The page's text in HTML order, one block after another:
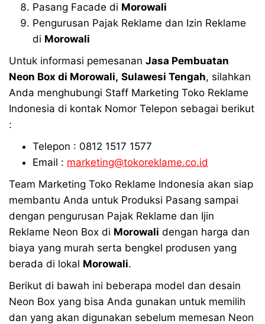
Pasang Facade di Morowali
Pengurusan Pajak Reklame dan Izin Reklame
di Morowali
Untuk informasi pemesanan Jasa Pembuatan
Neon Box di Morowali, Sulawesi Tengah, silahkan
Anda menghubungi Staff Marketing Toko Reklame
Indonesia di kontak Nomor Telepon sebagai berikut
:
Telepon : 0812 1517 1577
Email : marketing@tokoreklame.co.id
Team Marketing Toko Reklame Indonesia akan siap
membantu Anda untuk Produksi Pasang sampai
dengan pengurusan Pajak Reklame dan Ijin
Reklame Neon Box di Morowali dengan harga dan
biaya yang murah serta bengkel produsen yang
berada di lokal Morowali.
Berikut di bawah ini beberapa model dan desain
Neon Box yang bisa Anda gunakan untuk memilih
dan yang akan digunakan sebelum memesan Neon